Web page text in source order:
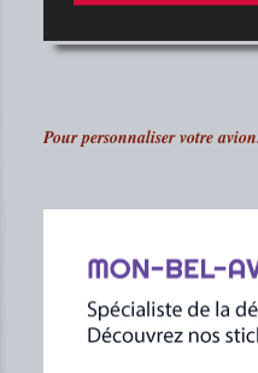
Pour personnaliser votre